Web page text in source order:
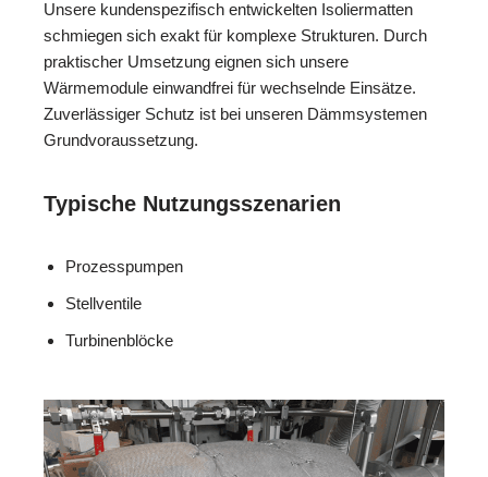
Unsere kundenspezifisch entwickelten Isoliermatten
schmiegen sich exakt für komplexe Strukturen. Durch
praktischer Umsetzung eignen sich unsere
Wärmemodule einwandfrei für wechselnde Einsätze.
Zuverlässiger Schutz ist bei unseren Dämmsystemen
Grundvoraussetzung.
Typische Nutzungsszenarien
Prozesspumpen
Stellventile
Turbinenblöcke